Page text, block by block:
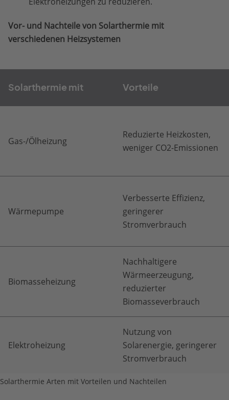
Vor- und Nachteile von Solarthermie mit
verschiedenen Heizsystemen
Solarthermie Arten mit Vorteilen und Nachteilen
Solarthermie mit Vorteile
Gas-/Ölheizung
Reduzierte Heizkosten,
weniger CO2-Emissionen
Wärmepumpe
Verbesserte Effizienz,
geringerer
Stromverbrauch
Biomasseheizung
Nachhaltigere
Wärmeerzeugung,
reduzierter
Biomasseverbrauch
Elektroheizung
Nutzung von
Solarenergie, geringerer
Stromverbrauch